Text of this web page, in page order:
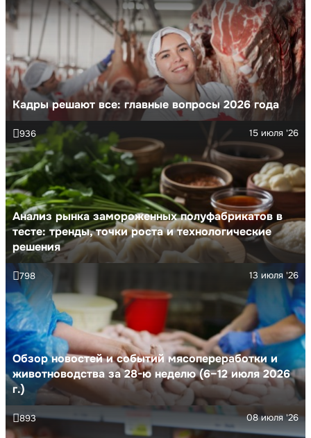
Кадры решают все: главные вопросы 2026 года
Анализ рынка замороженных полуфабрикатов в
тесте: тренды, точки роста и технологические
решения
15 июля '26
936
Обзор новостей и событий мясопереработки и
животноводства за 28-ю неделю (6–12 июля 2026
г.)
13 июля '26
798
08 июля '26
893